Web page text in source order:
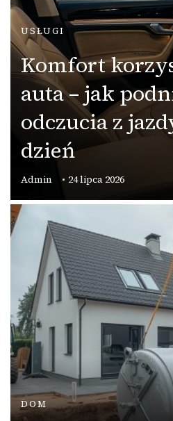
USŁUGI
Komfort
auta – jak
odczucia z
dzień
Admin 24 lipca 2026
DOM